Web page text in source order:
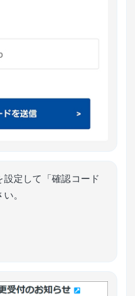
定して「確認コード
。